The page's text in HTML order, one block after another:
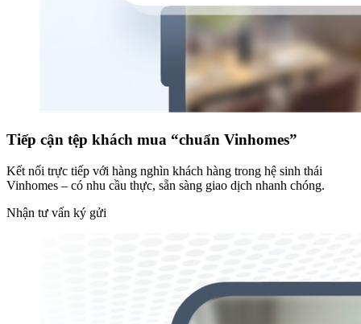
Tiếp cận tệp khách mua “chuẩn Vinhomes”
Kết nối trực tiếp với hàng nghìn khách hàng trong hệ sinh thái
Vinhomes – có nhu cầu thực, sẵn sàng giao dịch nhanh chóng.
Nhận tư vấn ký gửi